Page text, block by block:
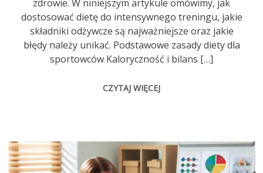
zdrowie. W niniejszym artykule omówimy, jak
dostosować dietę do intensywnego treningu, jakie
składniki odżywcze są najważniejsze oraz jakie
błędy należy unikać. Podstawowe zasady diety dla
sportowców Kaloryczność i bilans […]
CZYTAJ WIĘCEJ